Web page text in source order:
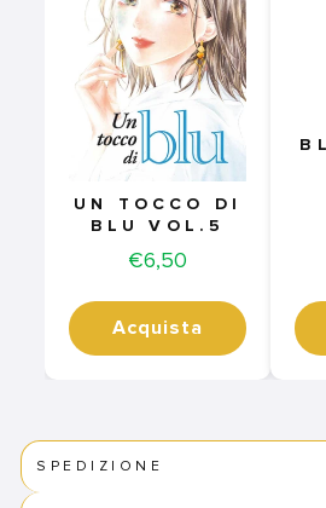
UN TOCCO DI
BLU VOL.5
Price
€6,50
Acquista
SPEDIZIONE